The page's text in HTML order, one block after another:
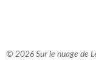
© 2026 Sur le nuage de